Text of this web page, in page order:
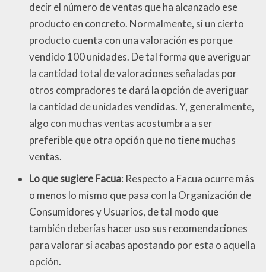
decir el número de ventas que ha alcanzado ese
producto en concreto. Normalmente, si un cierto
producto cuenta con una valoración es porque
vendido 100 unidades. De tal forma que averiguar
la cantidad total de valoraciones señaladas por
otros compradores te dará la opción de averiguar
la cantidad de unidades vendidas. Y, generalmente,
algo con muchas ventas acostumbra a ser
preferible que otra opción que no tiene muchas
ventas.
Lo que sugiere Facua: Respecto a Facua ocurre más
o menos lo mismo que pasa con la Organización de
Consumidores y Usuarios, de tal modo que
también deberías hacer uso sus recomendaciones
para valorar si acabas apostando por esta o aquella
opción.